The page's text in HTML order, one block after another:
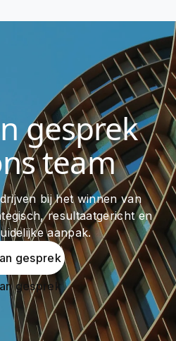
gesprek
team
bij het winnen van
resultaatgericht en
aanpak.
gesprek
gesprek